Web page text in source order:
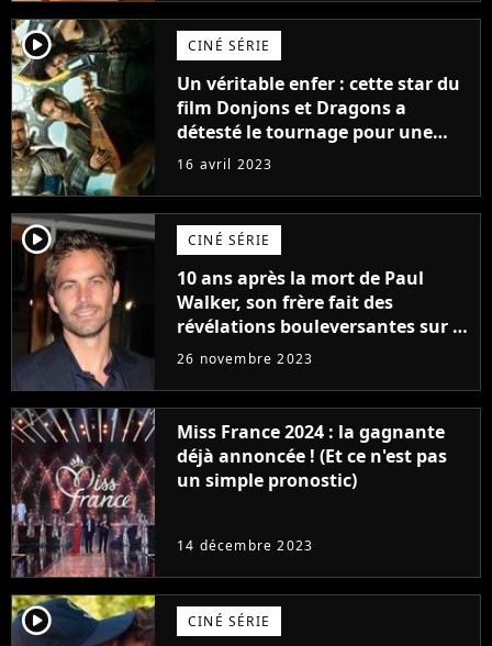
player2 CINÉ SÉRIE
Un véritable enfer : cette star du
film Donjons et Dragons a
détesté le tournage pour une
raison très spéciale
16 avril 2023
player2 CINÉ SÉRIE
10 ans après la mort de Paul
Walker, son frère fait des
révélations bouleversantes sur la
réaction des acteurs de Fast and
26 novembre 2023
Miss France 2024 : la gagnante
déjà annoncée ! (Et ce n'est pas
un simple pronostic)
14 décembre 2023
player2 CINÉ SÉRIE